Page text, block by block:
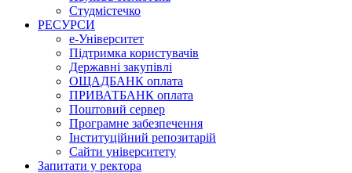
Студмістечко
РЕСУРСИ
е-Університет
Підтримка користувачів
Державні закупівлі
ОЩАДБАНК оплата
ПРИВАТБАНК оплата
Поштовий сервер
Програмне забезпечення
Інституційний репозитарій
Сайти університету
Запитати у ректора